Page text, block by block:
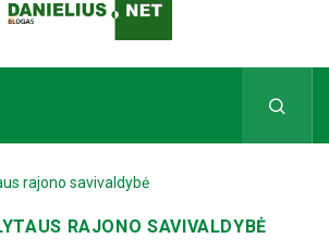
rajono savivaldybė
RAJONO SAVIVALDYBĖ